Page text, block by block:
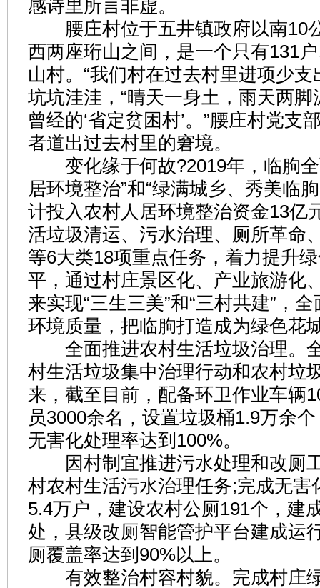
感诗里所言非虚。
腰庄村位于五井镇政府以南10
西两座珩山之间，是一个只有131
山村。“我们村在过去村里进项少
坑坑洼洼，“晴天一身土，雨天两脚
曾经的‘省定贫困村’。”腰庄村党支
者道出过去村里的窘境。
变化缘于何故?2019年，临朐全
居环境整治”和“绿满城乡、秀美临
计投入农村人居环境整治资金13亿
活垃圾清运、污水治理、厕所革命
等6大类18项重点任务，着力提升
平，通过村庄景区化、产业旅游化
来实现“三生三美”和“三村共建”，
环境质量，把临朐打造成为绿色
全面推进农村生活垃圾治理。
村生活垃圾集中治理行动和农村垃
来，截至目前，配备环卫作业车辆
员3000余名，设置垃圾桶1.9万余
无害化处理率达到100%。
因村制宜推进污水处理和改厕
村农村生活污水治理任务;完成无害
5.4万户，建设农村公厕191个，建
处，县级改厕智能管护平台建成运
厕覆盖率达到90%以上。
有效整治村容村貌。完成村庄